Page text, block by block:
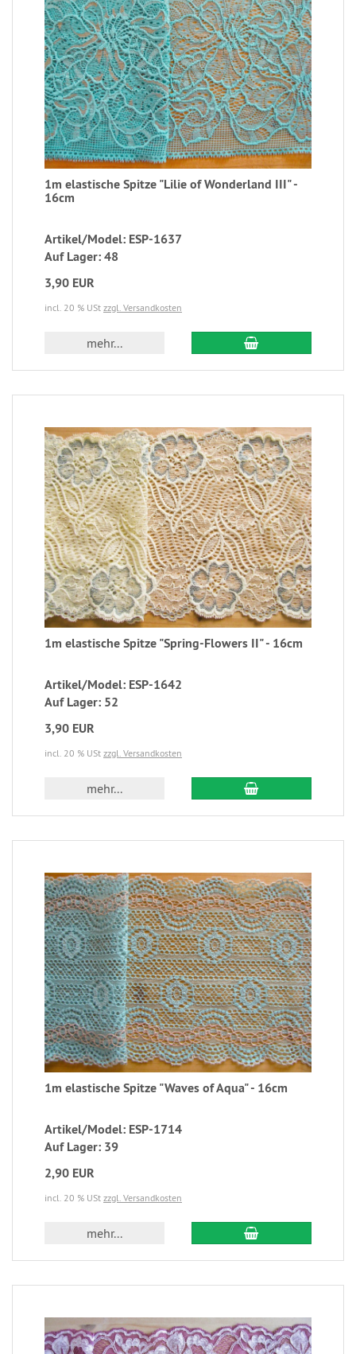
1m elastische Spitze "Lilie of Wonderland III" -
16cm
Artikel/Model: ESP-1637
Auf Lager: 48
3,90 EUR
incl. 20 % USt zzgl. Versandkosten
mehr...
1m elastische Spitze "Spring-Flowers II" - 16cm
Artikel/Model: ESP-1642
Auf Lager: 52
3,90 EUR
incl. 20 % USt zzgl. Versandkosten
mehr...
1m elastische Spitze "Waves of Aqua" - 16cm
Artikel/Model: ESP-1714
Auf Lager: 39
2,90 EUR
incl. 20 % USt zzgl. Versandkosten
mehr...